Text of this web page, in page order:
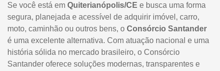
Se você está em Quiterianópolis/CE e busca uma forma
segura, planejada e acessível de adquirir imóvel, carro,
moto, caminhão ou outros bens, o Consórcio Santander
é uma excelente alternativa. Com atuação nacional e uma
história sólida no mercado brasileiro, o Consórcio
Santander oferece soluções modernas, transparentes e